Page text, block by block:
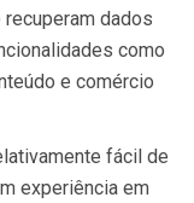
dados
como
e comércio
fácil de
experiência em